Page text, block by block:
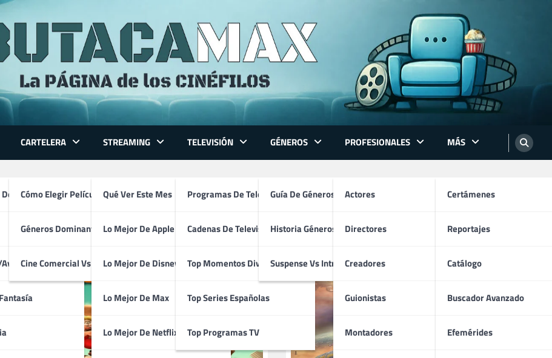
Series
CARTELERA
Cómo Elegir Película
Géneros Dominantes
Cine Comercial Vs Autor
STREAMING
Qué Ver Este Mes
Lo Mejor De Apple TV
Lo Mejor De Disney+
Lo Mejor De Max
Lo Mejor De Netflix
TELEVISIÓN
Programas De Televisión
Cadenas De Televisión
Top Momentos Divertidos
Top Series Españolas
Top Programas TV
GÉNEROS
Guía De Géneros
Historia Géneros TV
Suspense Vs Intriga
PROFESIONALES
Actores
Directores
Creadores
Guionistas
Montadores
MÁS
Certámenes
Reportajes
Catálogo
Buscador Avanzado
Efemérides